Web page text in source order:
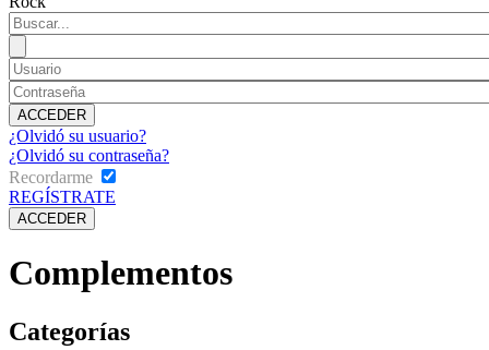
¿Olvidó su usuario?
¿Olvidó su contraseña?
Recordarme
REGÍSTRATE
Complementos
Categorías